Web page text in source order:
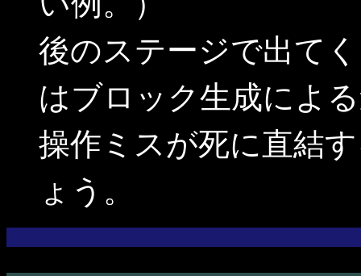
後のステージで出て
はブロック生成によ
操作ミスが死に直結
ょう。